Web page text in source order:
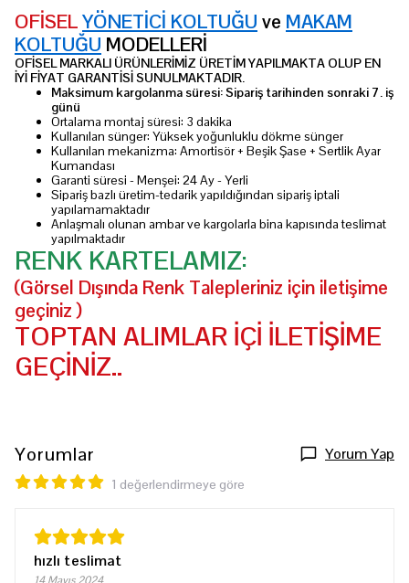
OFİSELYÖNETİCİ KOLTUĞU ve MAKAM
KOLTUĞU MODELLERİ
OFİSEL MARKALI ÜRÜNLERİMİZ ÜRETİM YAPILMAKTA OLUP EN
İYİ FİYAT GARANTİSİ SUNULMAKTADIR.
Maksimum kargolanma süresi: Sipariş tarihinden sonraki 7. iş
günü
Ortalama montaj süresi: 3 dakika
Kullanılan sünger: Yüksek yoğunluklu dökme sünger
Kullanılan mekanizma: Amortisör + Beşik Şase + Sertlik Ayar
Kumandası
Garanti süresi - Menşei: 24 Ay - Yerli
Sipariş bazlı üretim-tedarik yapıldığından sipariş iptali
yapılamamaktadır
Anlaşmalı olunan ambar ve kargolarla bina kapısında teslimat
yapılmaktadır
RENK KARTELAMIZ:
(Görsel Dışında Renk Talepleriniz için iletişime
geçiniz )
TOPTAN ALIMLAR İÇİ İLETİŞİME
GEÇİNİZ..
Yorumlar Yorum Yap
1 değerlendirmeye göre
hızlı teslimat